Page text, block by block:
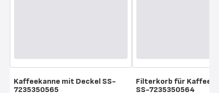
Kaffeekanne mit Deckel SS-
7235350565
Bewertung
Filterkorb für
SS-7235350564